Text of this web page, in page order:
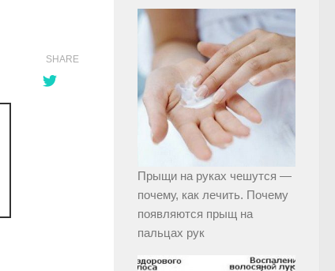
SHARE
Прыщи на руках чешутся —
почему, как лечить. Почему
появляются прыщ на
пальцах рук